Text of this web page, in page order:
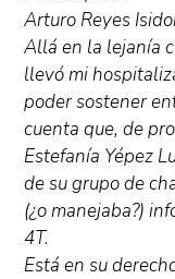
Arturo Reyes
Allá en la lejanía
llevó mi
poder sostener
cuenta que, de
Estefanía Yépez
de su grupo de
(¿o manejaba?)
4T.
Está en su